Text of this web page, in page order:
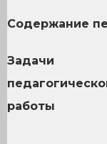
Содержание
Задачи
работы